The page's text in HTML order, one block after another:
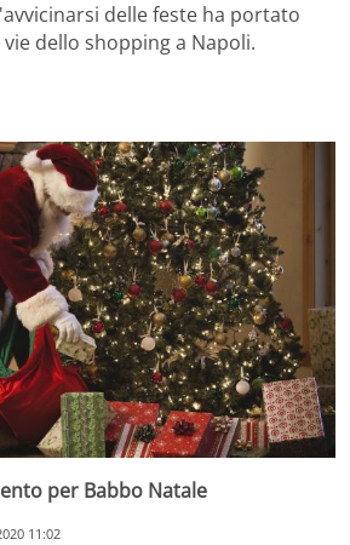
delle feste ha portato
dello shopping a Napoli.
per Babbo Natale
11:02